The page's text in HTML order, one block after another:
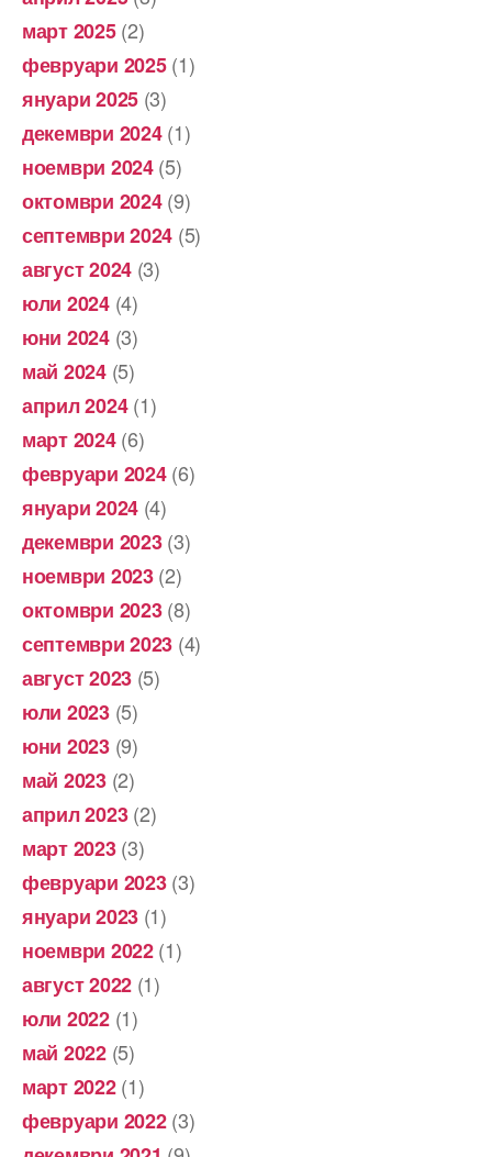
март 2025(2)
февруари 2025(1)
януари 2025 (3)
декември 2024(1)
ноември 2024(5)
октомври 2024(9)
септември 2024 (5)
август 2024 (3)
юли 2024(4)
юни 2024(3)
май 2024(5)
април 2024(1)
март 2024(6)
февруари 2024(6)
януари 2024 (4)
декември 2023(3)
ноември 2023(2)
октомври 2023(8)
септември 2023 (4)
август 2023 (5)
юли 2023(5)
юни 2023(9)
май 2023(2)
април 2023(2)
март 2023(3)
февруари 2023(3)
януари 2023 (1)
ноември 2022(1)
август 2022 (1)
юли 2022(1)
май 2022(5)
март 2022(1)
февруари 2022(3)